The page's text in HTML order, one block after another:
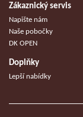
Zákaznický servis
Napište nám
Naše pobočky
DK OPEN
Doplňky
Lepší nabídky